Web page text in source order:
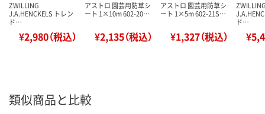
ZWILLING
J.A.HENCKELS トレン
ド…
¥2,980（税込）
アストロ 園芸用防草シ
ート 1×10m 602-20…
¥2,135（税込）
アストロ 園芸用防草シ
ート 1×5m 602-21S…
¥1,327（税込）
ド…
類似商品と比較